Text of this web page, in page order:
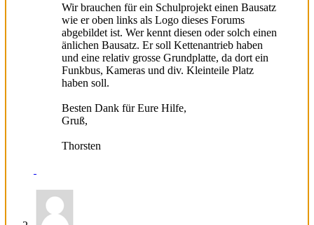
Wir brauchen für ein Schulprojekt einen Bausatz
wie er oben links als Logo dieses Forums
abgebildet ist. Wer kennt diesen oder solch einen
änlichen Bausatz. Er soll Kettenantrieb haben
und eine relativ grosse Grundplatte, da dort ein
Funkbus, Kameras und div. Kleinteile Platz
haben soll.
Besten Dank für Eure Hilfe,
Gruß,
Thorsten